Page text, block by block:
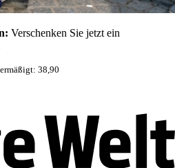
Verschenken Sie jetzt ein
38,90